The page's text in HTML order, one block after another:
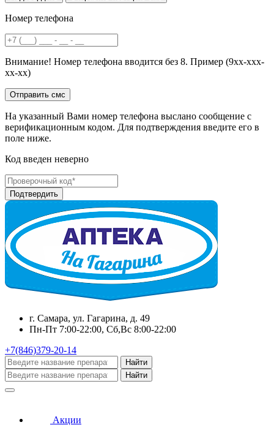
Номер телефона
Внимание! Номер телефона вводится без 8. Пример (9хх-ххх-
хх-хх)
На указанный Вами номер телефона выслано сообщение с
верификационным кодом. Для подтверждения введите его в
поле ниже.
Код введен неверно
г. Самара, ул. Гагарина, д. 49
Пн-Пт 7:00-22:00, Сб,Вс 8:00-22:00
+7(846)379-20-14
Найти
Найти
Акции